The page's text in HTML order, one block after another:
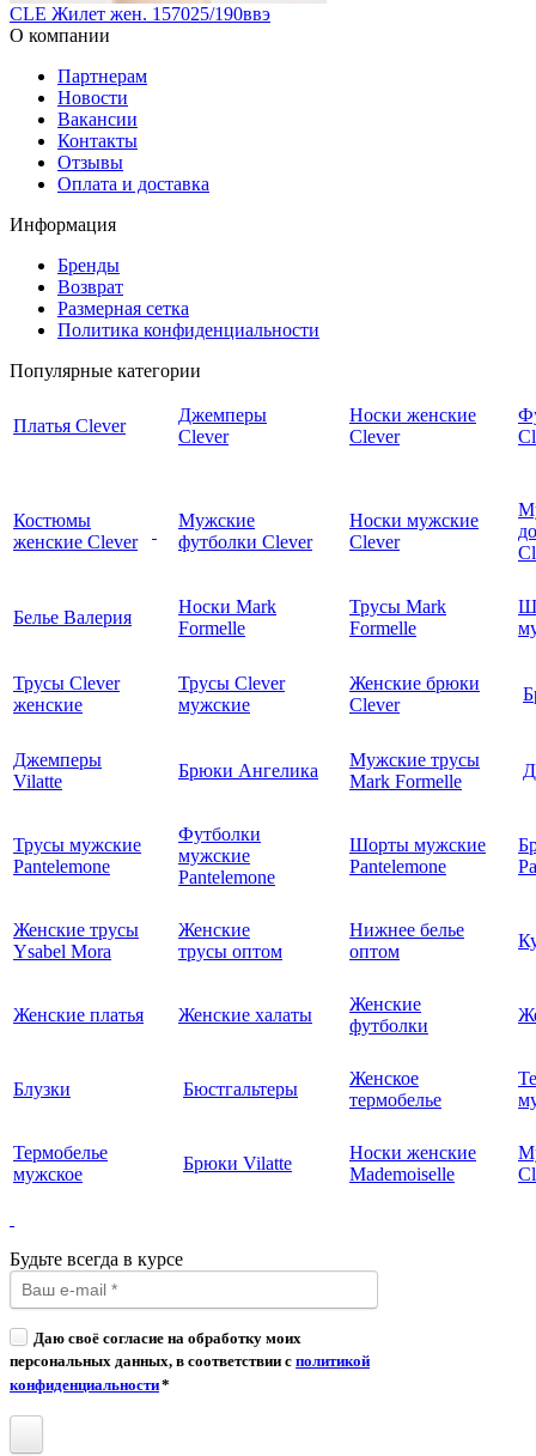
CLE Жилет жен. 157025/190ввэ
О компании
Партнерам
Новости
Вакансии
Контакты
Отзывы
Оплата и доставка
Информация
Бренды
Возврат
Размерная сетка
Политика конфиденциальности
Популярные категории
Платья Clever
Джемперы
Clever
Носки женские
Clever
Костюмы
женские Clever
Мужские
футболки Clever
Носки мужские
Clever
Белье Валерия
Носки Mark
Formelle
Трусы Mark
Formelle
Трусы Clever
женские
Трусы Clever
мужские
Женские брюки
Clever
Джемперы
Vilatte
Брюки Ангелика
Мужские трусы
Mark Formelle
Трусы мужские
Pantelemone
Футболки
мужские
Pantelemone
Шорты мужские
Pantelemone
Женские трусы
Ysabel Mora
Женские
трусы оптом
Нижнее белье
оптом
Женские платья Женские халаты
Женские
футболки
Блузки Бюстгальтеры
Женское
термобелье
Термобелье
мужское
Брюки Vilatte
Носки женские
Mademoiselle
Будьте всегда в курсе
Даю своё согласие на обработку моих
персональных данных, в соответствии с политикой
конфиденциальности*